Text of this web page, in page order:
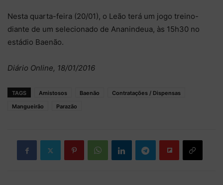
Nesta quarta-feira (20/01), o Leão terá um jogo treino-
diante de um selecionado de Ananindeua, às 15h30 no
estádio Baenão.
Diário Online, 18/01/2016
TAGS Amistosos Baenão
Contratações / Dispensas
Mangueirão
Parazão